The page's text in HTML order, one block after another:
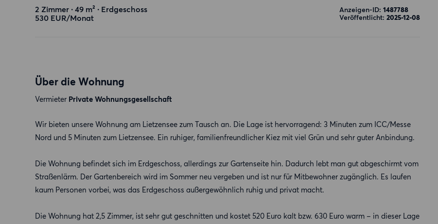
2 Zimmer ∙ 49 m² ∙ Erdgeschoss
530 EUR/Monat
Anzeigen-ID: 1487788
Veröffentlicht: 2025-12-08
Über die Wohnung
Vermieter Private Wohnungsgesellschaft
Wir bieten unsere Wohnung am Lietzensee zum Tausch an. Die Lage ist hervorragend: 3 Minuten zum ICC/Messe
Nord und 5 Minuten zum Lietzensee. Ein ruhiger, familienfreundlicher Kiez mit viel Grün und sehr guter Anbindung.
Die Wohnung befindet sich im Erdgeschoss, allerdings zur Gartenseite hin. Dadurch lebt man gut abgeschirmt vom
Straßenlärm. Der Gartenbereich wird im Sommer neu vergeben und ist nur für Mitbewohner zugänglich. Es laufen
kaum Personen vorbei, was das Erdgeschoss außergewöhnlich ruhig und privat macht.
Die Wohnung hat 2,5 Zimmer, ist sehr gut geschnitten und kostet 520 Euro kalt bzw. 630 Euro warm – in dieser Lage